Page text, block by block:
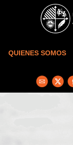
Skip to main content
QUIENES SOMOS